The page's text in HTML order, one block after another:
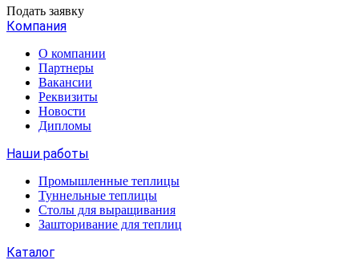
Подать заявку
Компания
О компании
Партнеры
Вакансии
Реквизиты
Новости
Дипломы
Наши работы
Промышленные теплицы
Туннельные теплицы
Столы для выращивания
Зашторивание для теплиц
Каталог